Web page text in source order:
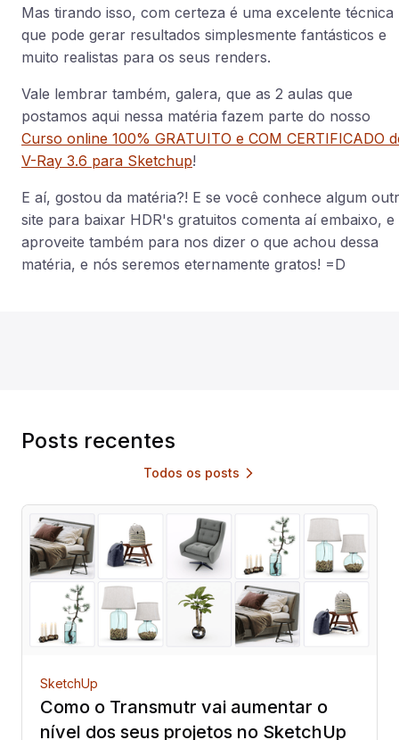
Mas tirando isso, com certeza é uma excelente técnica
que pode gerar resultados simplesmente fantásticos e
muito realistas para os seus renders.
Vale lembrar também, galera, que as 2 aulas que
postamos aqui nessa matéria fazem parte do nosso
Curso online 100% GRATUITO e COM CERTIFICADO
V-Ray 3.6 para Sketchup!
E aí, gostou da matéria?! E se você conhece algum
site para baixar HDR's gratuitos comenta aí embaixo, e
aproveite também para nos dizer o que achou dessa
matéria, e nós seremos eternamente gratos! =D
Posts recentes
Todos os posts arrow_forward_ios
SketchUp
Como o Transmutr vai aumentar o
nível dos seus projetos no SketchUp